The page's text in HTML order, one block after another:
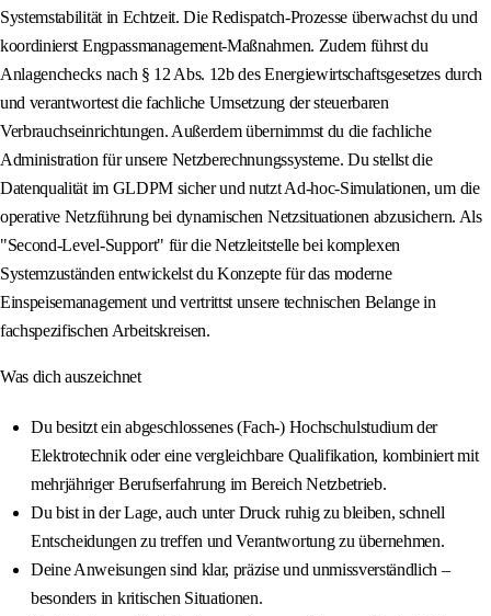
Systemstabilität in Echtzeit. Die Redispatch-Prozesse überwachst du und
koordinierst Engpassmanagement-Maßnahmen. Zudem führst du
Anlagenchecks nach § 12 Abs. 12b des Energiewirtschaftsgesetzes durch
und verantwortest die fachliche Umsetzung der steuerbaren
Verbrauchseinrichtungen. Außerdem übernimmst du die fachliche
Administration für unsere Netzberechnungssysteme. Du stellst die
Datenqualität im GLDPM sicher und nutzt Ad-hoc-Simulationen, um die
operative Netzführung bei dynamischen Netzsituationen abzusichern. Als
"Second-Level-Support" für die Netzleitstelle bei komplexen
Systemzuständen entwickelst du Konzepte für das moderne
Einspeisemanagement und vertrittst unsere technischen Belange in
fachspezifischen Arbeitskreisen.
Was dich auszeichnet
Du besitzt ein abgeschlossenes (Fach-) Hochschulstudium der
Elektrotechnik oder eine vergleichbare Qualifikation, kombiniert mit
mehrjähriger Berufserfahrung im Bereich Netzbetrieb.
Du bist in der Lage, auch unter Druck ruhig zu bleiben, schnell
Entscheidungen zu treffen und Verantwortung zu übernehmen.
Deine Anweisungen sind klar, präzise und unmissverständlich –
besonders in kritischen Situationen.